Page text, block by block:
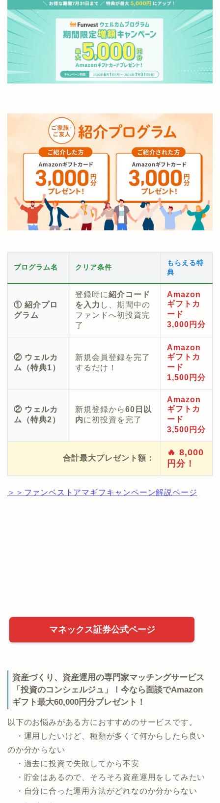
プログラム名 クリア条件
もらえる特
典
① 紹介プロ
グラム
登録時に紹介コード
を入力 し、期間中の
ファンドへ初投資完
了
Amazon
ギフトカ
ード
3,000円分
② ウェルカ
ム（特典1）
新規会員登録を完了
するだけ！
Amazon
ギフトカ
ード
1,500円分
② ウェルカ
ム（特典2）
新規登録から60日以
内に初投資を完了
Amazon
ギフトカ
ード
3,500円分
合計最大プレゼント額：
🔥 8,000
円分！
＞＞ファンベストアマギフキャンペーン解説ページ
マネックス証券公式ページ
資産づくり、資産運用の専門家マッチングサービス
「投資のコンシェルジュ」！今なら面談でAmazon
ギフト最大60,000円分プレゼント！
以下のお悩みがある方におすすめのサービスです。
・運用したいけど、種類が多くて何からしたら良い